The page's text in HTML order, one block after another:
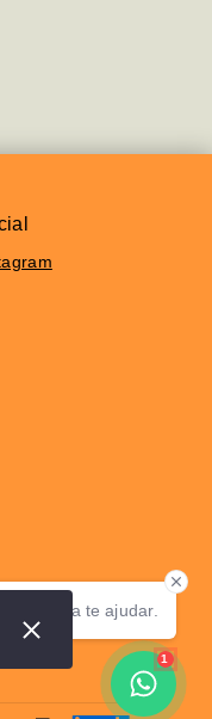
para te ajudar.
1